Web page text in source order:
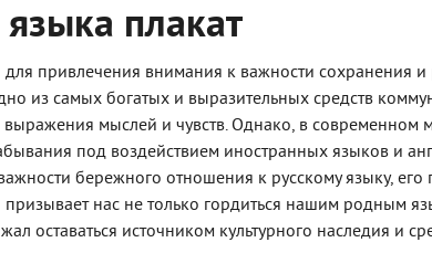
плакат
для привлечения внимания к важности сохранения и
из самых богатых и выразительных средств
мыслей и чувств. Однако, в современном
под воздействием иностранных языков и
бережного отношения к русскому языку, его
нас не только гордиться нашим родным
оставаться источником культурного наследия и